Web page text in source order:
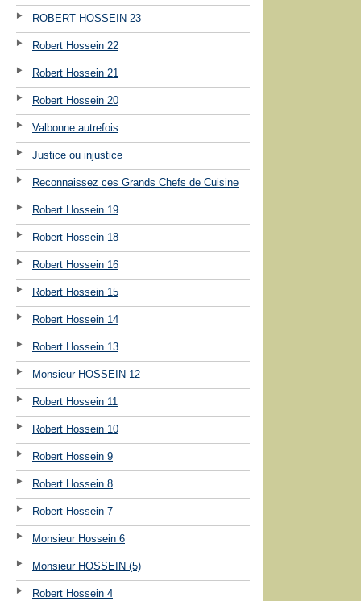
ROBERT HOSSEIN 23
Robert Hossein 22
Robert Hossein 21
Robert Hossein 20
Valbonne autrefois
Justice ou injustice
Reconnaissez ces Grands Chefs de Cuisine
Robert Hossein 19
Robert Hossein 18
Robert Hossein 16
Robert Hossein 15
Robert Hossein 14
Robert Hossein 13
Monsieur HOSSEIN 12
Robert Hossein 11
Robert Hossein 10
Robert Hossein 9
Robert Hossein 8
Robert Hossein 7
Monsieur Hossein 6
Monsieur HOSSEIN (5)
Robert Hossein 4